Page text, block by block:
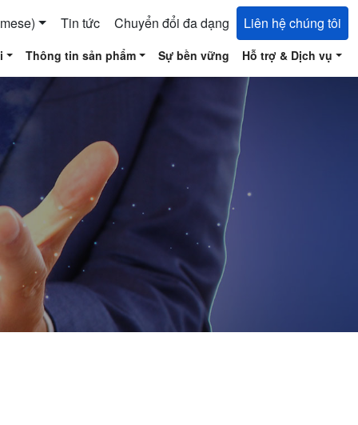
Tin tức Chuyển đổi đa dạng Liên hệ chúng tôi
Thông tin sản phẩm Sự bền vững Hỗ trợ & Dịch vụ